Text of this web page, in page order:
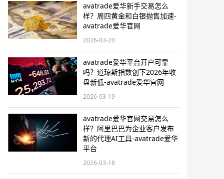
avatrade爱华新手交易怎么
样？周四黄金和白银抛售加速-
avatrade爱华官网
2026-03-20
avatrade爱华平台开户可靠
吗？道琼斯指数创下2026年收
盘新低-avatrade爱华官网
2026-03-19
avatrade爱华官网交易怎么
样？阿里巴巴为企业客户发布
新的代理AI工具-avatrade爱华
平台
2026-03-18